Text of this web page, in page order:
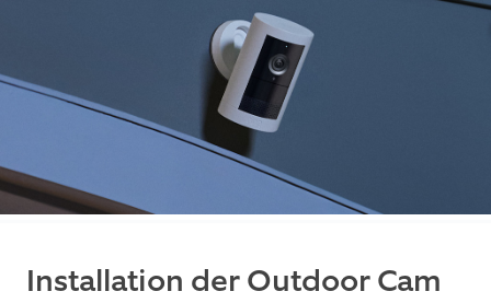
Installation der Outdoor Cam